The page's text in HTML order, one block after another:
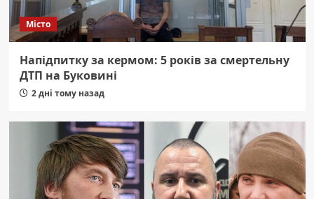
Місто
Напідпитку за кермом: 5 років за смертельну
ДТП на Буковині
2 дні тому назад